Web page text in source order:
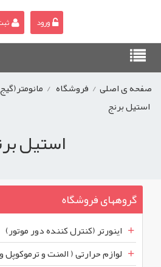
ورود
صفحه ی اصلی / فروشگاه /
استیل برنج
استیل
گروههای فروشگاه
اینورتر (کنترل کننده دور موتور)
لوازم حرارتی ( المنت و ترموکوپل